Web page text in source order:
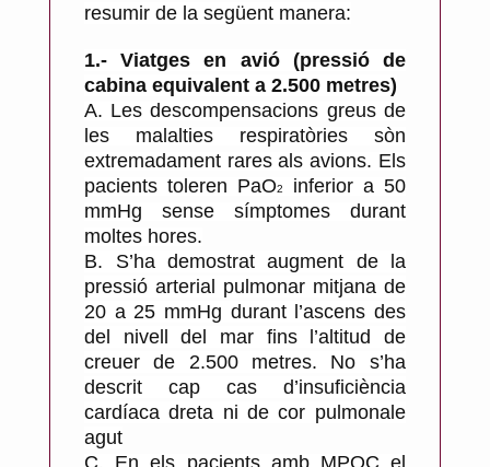
resumir de la següent manera:
1.- Viatges en avió (pressió de
cabina equivalent a 2.500 metres)
A. Les descompensacions greus de
les malalties respiratòries sòn
extremadament rares als avions. Els
pacients toleren PaO2
inferior a 50
mmHg sense símptomes durant
moltes hores.
B.
S’ha demostrat augment de la
pressió arterial pulmonar mitjana de
20 a 25 mmHg durant l’ascens des
del nivell del mar fins l’altitud de
creuer de 2.500 metres. No s’ha
descrit cap cas d’insuficiència
cardíaca dreta ni de cor pulmonale
agut
C. En els pacients amb MPOC el